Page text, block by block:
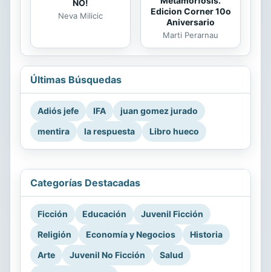
NO!
Neva Milicic
Edicion Corner 10o
Aniversario
Marti Perarnau
Últimas Búsquedas
Adiós jefe IFA
juan gomez jurado
mentira
la respuesta Libro hueco
Categorías Destacadas
Ficción Educación
Juvenil Ficción
Religión
Economía y Negocios
Historia
Arte
Juvenil No Ficción
Salud